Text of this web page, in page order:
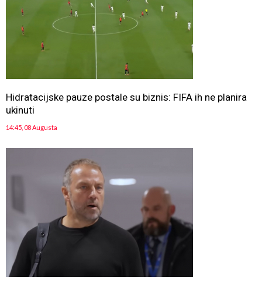
Hidratacijske pauze postale su biznis: FIFA ih ne planira
ukinuti
14:45, 08 Augusta